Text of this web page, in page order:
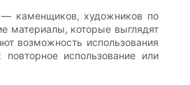
— каменщиков, художников по
материалы, которые выглядят
возможность использования
использование или